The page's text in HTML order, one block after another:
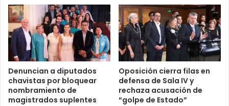
Denuncian a diputados
chavistas por bloquear
nombramiento de
magistrados suplentes
Oposición cierra filas en
defensa de Sala IV y
rechaza acusación de
“golpe de Estado”